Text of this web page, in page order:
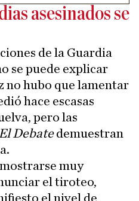
asesinados se
de la Guardia
se puede explicar
no hubo que lamentar
hace escasas
pero las
El Debatedemuestran
muy
el tiroteo,
el nivel de